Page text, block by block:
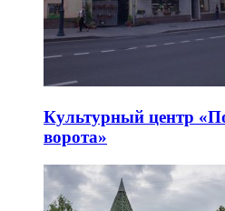
Культурный центр
ворота»